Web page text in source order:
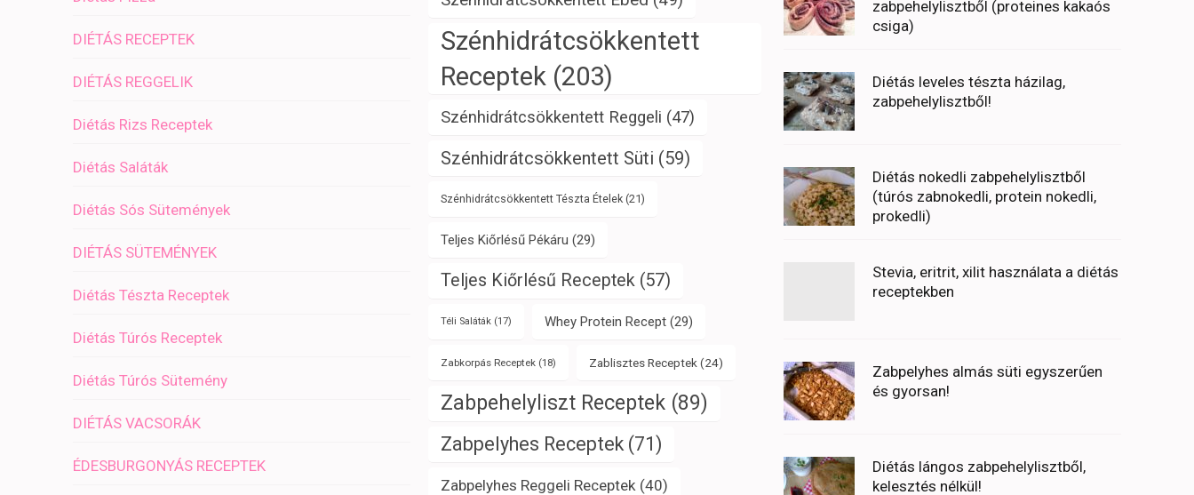
DIÉTÁS RECEPTEK
DIÉTÁS REGGELIK
Diétás Rizs Receptek
Diétás Saláták
Diétás Sós Sütemények
DIÉTÁS SÜTEMÉNYEK
Diétás Tészta Receptek
Diétás Túrós Receptek
Diétás Túrós Sütemény
DIÉTÁS VACSORÁK
ÉDESBURGONYÁS RECEPTEK
Szénhidrátcsökkentett
Receptek (203)
Szénhidrátcsökkentett Reggeli (47)
Szénhidrátcsökkentett Süti (59)
Szénhidrátcsökkentett Tészta Ételek(21)
Teljes Kiőrlésű Pékáru (29)
Teljes Kiőrlésű Receptek(57)
Téli Saláták(17) Whey Protein Recept(29)
Zabkorpás Receptek(18) Zablisztes Receptek (24)
Zabpehelyliszt Receptek(89)
Zabpelyhes Receptek(71)
Zabpelyhes Reggeli Receptek (40)
zabpehelylisztből (proteines kakaós
csiga)
Diétás leveles tészta házilag,
zabpehelylisztből!
Diétás nokedli zabpehelylisztből
(túrós zabnokedli, protein nokedli,
prokedli)
Stevia, eritrit, xilit használata a diétás
receptekben
Zabpelyhes almás süti egyszerűen
és gyorsan!
Diétás lángos zabpehelylisztből,
kelesztés nélkül!